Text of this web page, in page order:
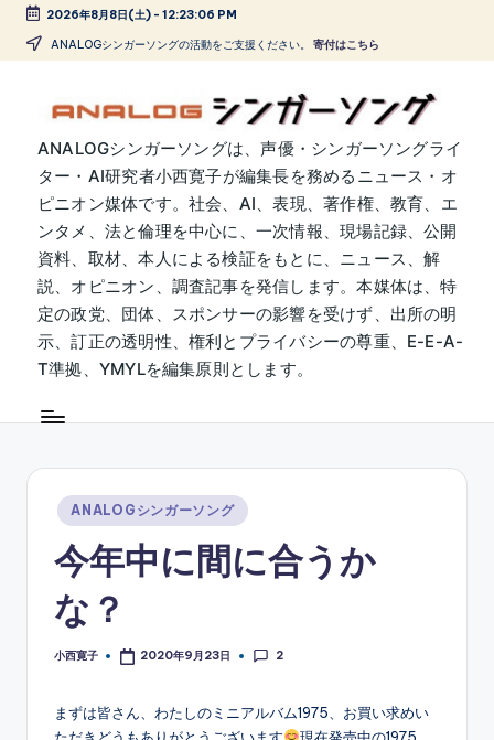
Skip
2026年8月8日(土)- 12:23:06 PM
ANALOGシンガーソングの活動をご支援ください。 寄付はこちら
A
N
A
L
O
G
シ
ン
ー
ソ
ン
ANALOGシンガーソングは、声優・シンガーソングライ
ター・AI研究者小西寛子が編集長を務めるニュース・オ
ピニオン媒体です。社会、AI、表現、著作権、教育、エ
ンタメ、法と倫理を中心に、一次情報、現場記録、公開
資料、取材、本人による検証をもとに、ニュース、解
説、オピニオン、調査記事を発信します。本媒体は、特
定の政党、団体、スポンサーの影響を受けず、出所の明
示、訂正の透明性、権利とプライバシーの尊重、E-E-A-
T準拠、YMYLを編集原則とします。
Posted
in
ANALOGシンガーソング
今年中に間に合うか
な？
Posted
小西寛子 2020年9月23日 2
まずは皆さん、わたしのミニアルバム1975、お買い求めい
ただきどうもありがとうございます
現在発売中の1975